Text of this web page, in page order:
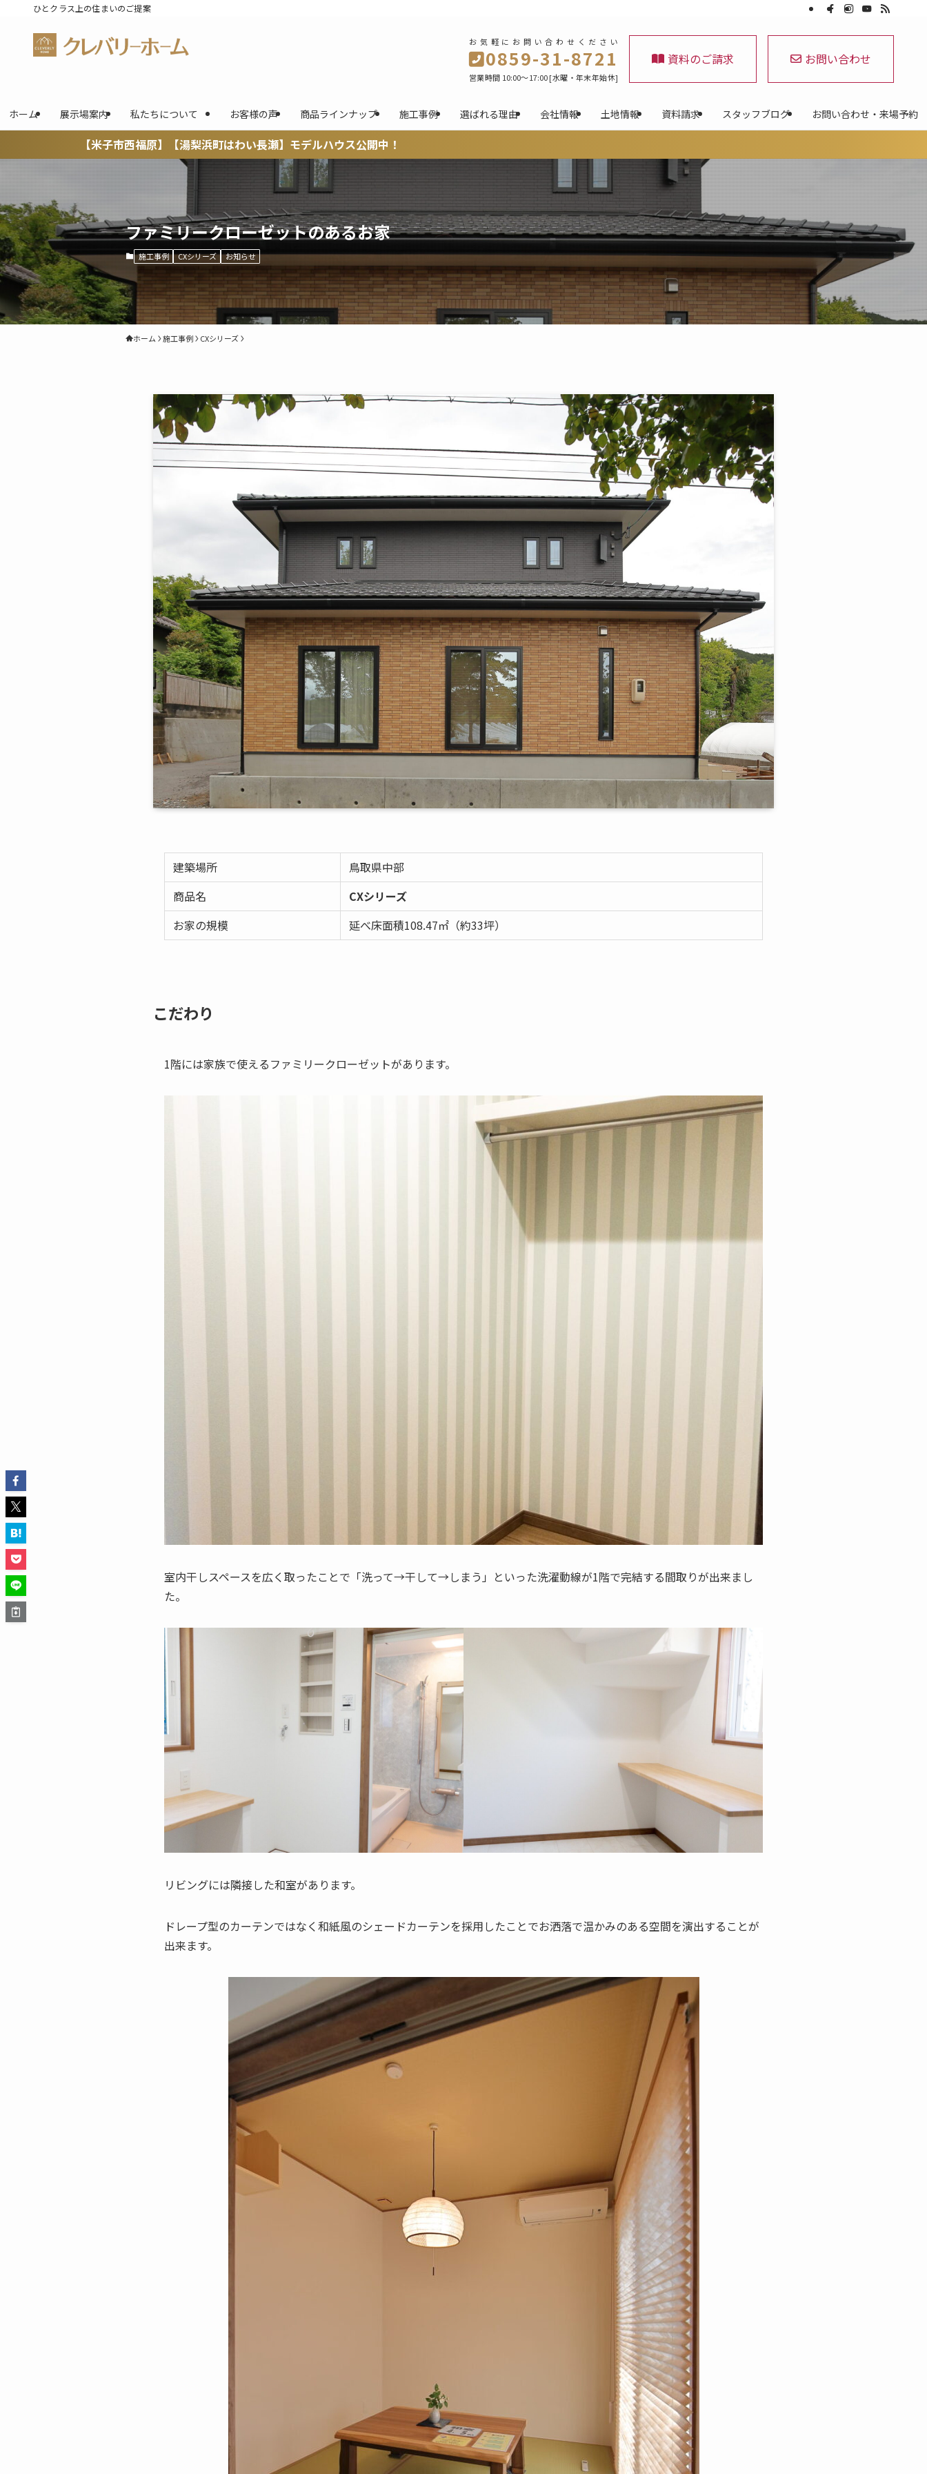
ひとクラス上の住まいのご提案
お気軽にお問い合わせください
0859-31-8721
営業時間 10:00～17:00 [水曜・年末年始休]
資料のご請求 お問い合わせ
ホーム 展示場案内 私たちについて お客様の声 商品ラインナップ 施工事例 選ばれる理由 会社情報 土地情報 資料請求 スタッフブログ お問い合わせ・来場予約
原】【湯梨浜町はわい長瀬】モデルハウス公開中！
ファミリークローゼットのあるお家
施工事例 CXシリーズ お知らせ
ホーム 施工事例 CXシリーズ
建築場所
鳥取県中部
商品名
CXシリーズ
お家の規模
延べ床面積108.47㎡（約33坪）
こだわり
1階には家族で使えるファミリークローゼットがあります。
室内干しスペースを広く取ったことで「洗って→干して→しまう」といった洗濯動線が1階で完結する間取りが出来まし
た。
リビングには隣接した和室があります。
ドレープ型のカーテンではなく和紙風のシェードカーテンを採用したことでお洒落で温かみのある空間を演出することが
出来ます。